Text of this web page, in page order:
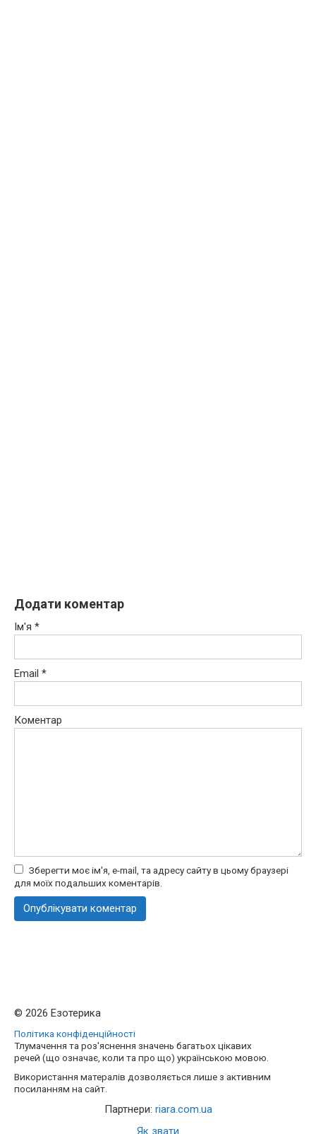
Додати коментар
Ім'я *
Email *
Коментар
Зберегти моє ім'я, e-mail, та адресу сайту в цьому браузері
для моїх подальших коментарів.
© 2026 Езотерика
Політика конфіденційності
Тлумачення та роз'яснення значень багатьох цікавих
речей (що означає, коли та про що) українською мовою.
Використання матералів дозволяється лише з активним
посиланням на сайт.
Партнери: riara.com.ua
Як звати